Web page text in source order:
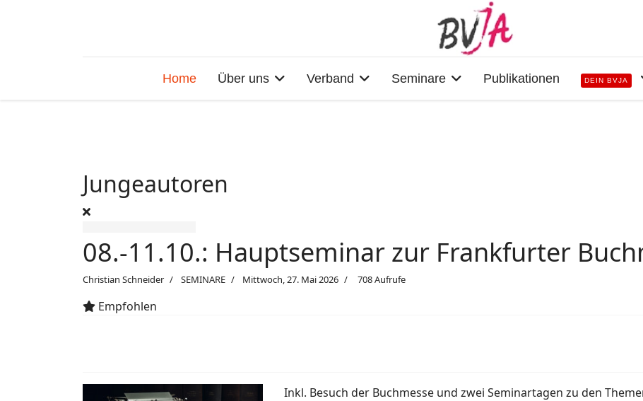
Home Über uns Verband Seminare Publikationen DEIN BVJA
Jungeautoren
08.-11.10.: Hauptseminar zur Frankfurter
Christian Schneider SEMINARE Mittwoch, 27. Mai 2026 708 Aufrufe
Empfohlen
Inkl. Besuch der Buchmesse und zwei Seminartagen zu den